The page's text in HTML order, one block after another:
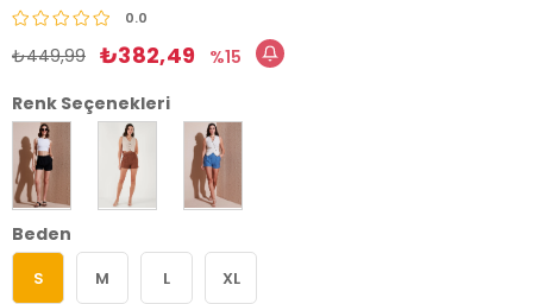
0.0
₺449,99 ₺382,49
15
Renk Seçenekleri
Beden
S M L XL